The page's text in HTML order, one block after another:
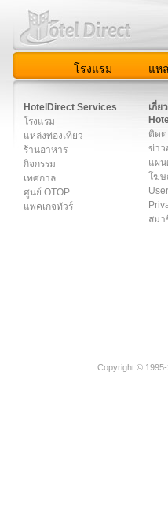
โรงแรม แห
HotelDirect Services
โรงแรม
แหล่งท่องเที่ยว
ร้านอาหาร
กิจกรรม
เทศกาล
ศูนย์ OTOP
แพคเกจทัวร์
เกี่ย
ติดต่
ข่าว
แผน
โฆ
สมา
Copyright ©